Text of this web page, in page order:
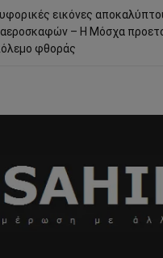
εικόνες
– Η Μόσχα
φθοράς